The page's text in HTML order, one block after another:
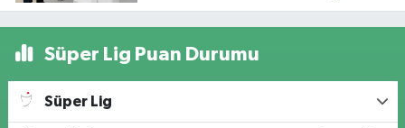
Süper Lig Puan Durumu
Süper Lig